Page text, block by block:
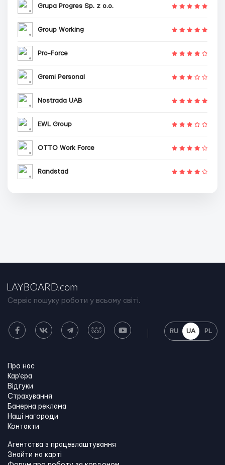
Grupa Progres Sp. z o.o.
Group Working
Pro-Force
Gremi Personal
Nostrada UAB
EWL Group
OTTO Work Force
Randstad
Сервіс пошуку роботи у всьому світі.
RU UA PL
Про нас
Кар'єра
Відгуки
Страхування
Банерна реклама
Наші нагороди
Контакти
Агентства з працевлаштування
Знайти на карті